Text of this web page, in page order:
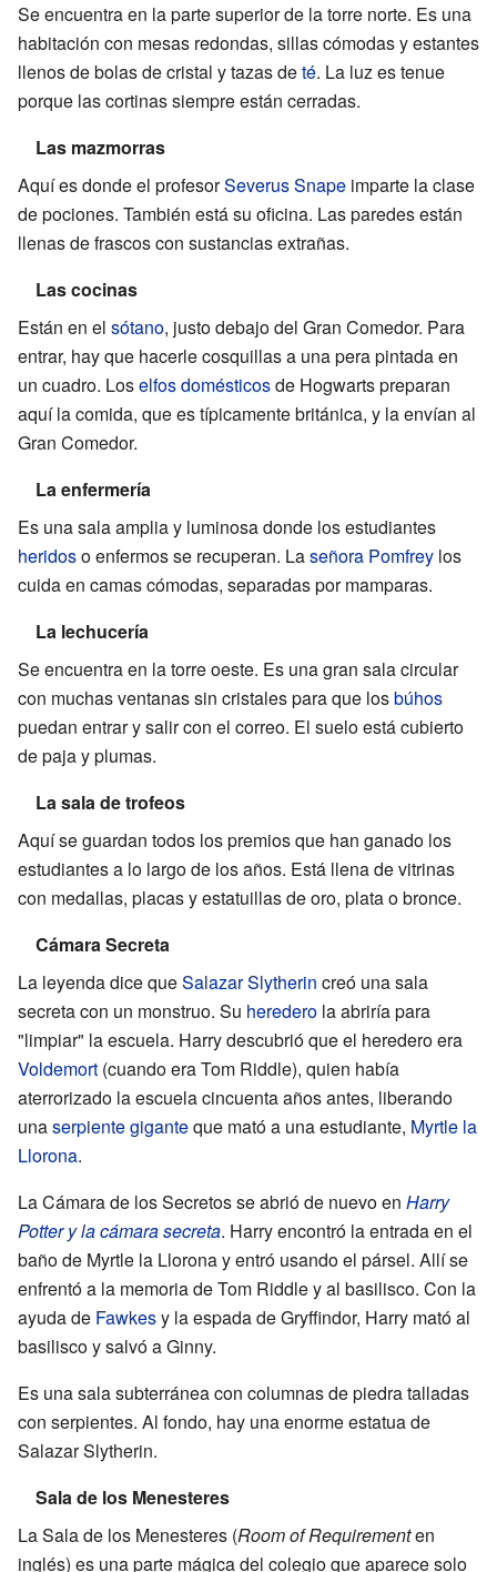
Se encuentra en la parte superior de la torre norte. Es una
habitación con mesas redondas, sillas cómodas y estantes
llenos de bolas de cristal y tazas deté. La luz es tenue
porque las cortinas siempre están cerradas.
Las mazmorras
Aquí es donde el profesorSeverus Snape imparte la clase
de pociones. También está su oficina. Las paredes están
llenas de frascos con sustancias extrañas.
Las cocinas
Están en el sótano, justo debajo del Gran Comedor. Para
entrar, hay que hacerle cosquillas a una pera pintada en
un cuadro. Loselfos domésticosde Hogwarts preparan
aquí la comida, que es típicamente británica, y la envían al
Gran Comedor.
La enfermería
Es una sala amplia y luminosa donde los estudiantes
heridoso enfermos se recuperan. Laseñora Pomfrey los
cuida en camas cómodas, separadas por mamparas.
La lechucería
Se encuentra en la torre oeste. Es una gran sala circular
con muchas ventanas sin cristales para que losbúhos
puedan entrar y salir con el correo. El suelo está cubierto
de paja y plumas.
La sala de trofeos
Aquí se guardan todos los premios que han ganado los
estudiantes a lo largo de los años. Está llena de vitrinas
con medallas, placas y estatuillas de oro, plata o bronce.
Cámara Secreta
La leyenda dice queSalazar Slytherin creó una sala
secreta con un monstruo. Su heredero la abriría para
"limpiar" la escuela. Harry descubrió que el heredero era
Voldemort (cuando era Tom Riddle), quien había
aterrorizado la escuela cincuenta años antes, liberando
unaserpiente giganteque mató a una estudiante, Myrtle la
Llorona.
La Cámara de los Secretos se abrió de nuevo en Harry
Potter y la cámara secreta. Harry encontró la entrada en el
baño de Myrtle la Llorona y entró usando el pársel. Allí se
enfrentó a la memoria de Tom Riddle y al basilisco. Con la
ayuda de Fawkesy la espada de Gryffindor, Harry mató al
basilisco y salvó a Ginny.
Es una sala subterránea con columnas de piedra talladas
con serpientes. Al fondo, hay una enorme estatua de
Salazar Slytherin.
Sala de los Menesteres
La Sala de los Menesteres (Room of Requirementen
inglés) es una parte mágica del colegio que aparece solo